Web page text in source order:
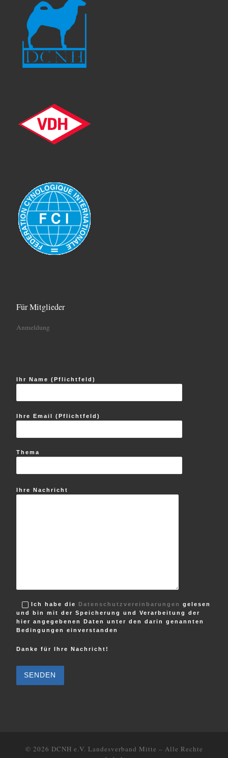
Für Mitglieder
Anmeldung
Ihr Name (Pflichtfeld)
Ihre Email (Pflichtfeld)
Thema
Ihre Nachricht
Ich habe die Datenschutzvereinbarungen
gelesen
und bin mit der Speicherung und Verarbeitung der
hier angegebenen Daten unter den darin genannten
Bedingungen einverstanden
Danke für Ihre Nachricht!
i
e
© 2026 DCNH e.V. Landesverband Mitte – Alle Rechte